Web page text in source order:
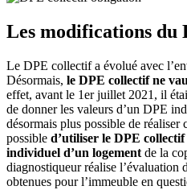
Les modifications du
Le DPE collectifa évolué avec
Désormais, le DPE collectif ne
effet, avant le 1er juillet 2021, il
de donner les valeurs d’un DPE
désormais plus possible de réaliser
possible d’utiliser le DPE
individuel d’un logement de la
diagnostiqueur réalise l’évaluation
obtenues pour l’immeuble en